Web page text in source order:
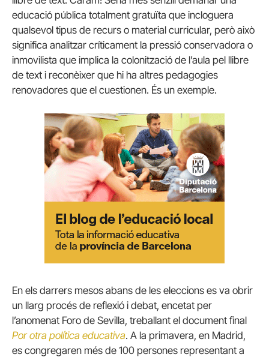
educació pública totalment gratuïta que incloguera
qualsevol tipus de recurs o material curricular, però això
significa analitzar críticament la pressió conservadora o
inmovilista que implica la colonització de l’aula pel llibre
de text i reconèixer que hi ha altres pedagogies
renovadores que el cuestionen. És un exemple.
En els darrers mesos abans de les eleccions es va obrir
un llarg procés de reflexió i debat, encetat per
l’anomenat Foro de Sevilla, treballant el document final
Por otra política educativa. A la primavera, en Madrid,
es congregaren més de 100 persones representant a